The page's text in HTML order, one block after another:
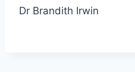
Dr Brandith Irwin